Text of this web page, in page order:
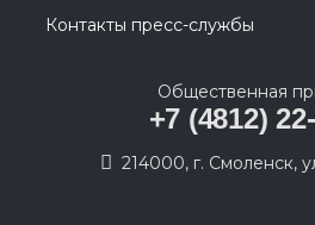
Контакты пресс-службы
Общественная
+7 (4812)
214000, г. Смоленск,